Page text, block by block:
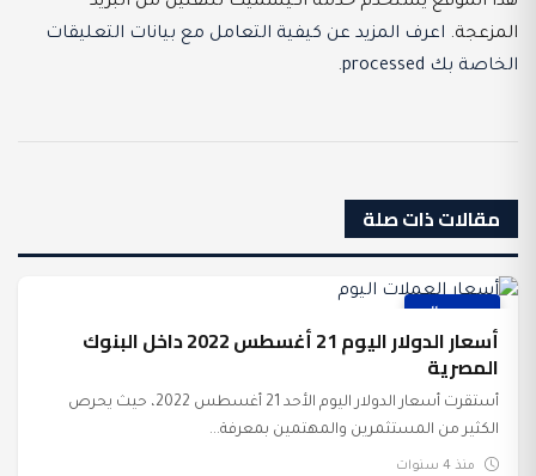
المزعجة. اعرف المزيد عن كيفية التعامل مع بيانات التعليقات
الخاصة بك processed
.
مقالات ذات صلة
أسعار الدولار اليوم 21 أغسطس 2022 داخل البنوك
المصرية
أستقرت أسعار الدولار اليوم الأحد 21 أغسطس 2022، حيث يحرص
الكثير من المستثمرين والمهتمين بمعرفة...
منذ 4 سنوات